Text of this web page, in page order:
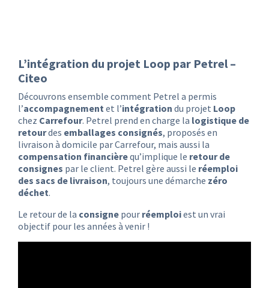
L’intégration du projet Loop par Petrel –
Citeo
Découvrons ensemble comment Petrel a permis
l’accompagnement et l’intégration du projet Loop
chez Carrefour. Petrel prend en charge la logistique de
retourdes emballages consignés, proposés en
livraison à domicile par Carrefour, mais aussi la
compensation financièrequ’implique le retour de
consignes par le client. Petrel gère aussi le réemploi
des sacs de livraison, toujours une démarche zéro
déchet.
Le retour de la consigne pour réemploiest un vrai
objectif pour les années à venir !